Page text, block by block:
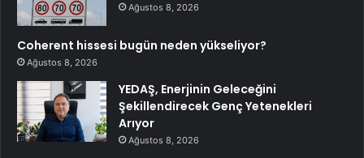
Ağustos 8, 2026
Coherent hissesi bugün neden yükseliyor?
Ağustos 8, 2026
YEDAŞ, Enerjinin Geleceğini
Şekillendirecek Genç Yetenekleri
Arıyor
Ağustos 8, 2026